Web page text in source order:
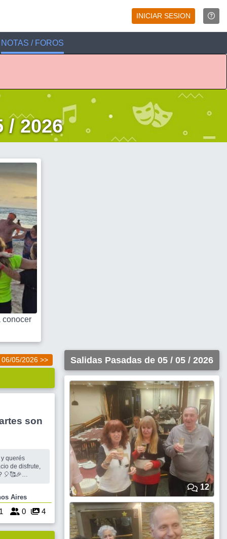
INICIAR SESION
NOTAS / FOROS
/ 2026
conocer
06/05/2026 >>
son
querés
de disfrute,
🎈🥰🎉
climatizado,
Aires
0 4
Salidas Pasadas de 05 / 05 / 2026
12